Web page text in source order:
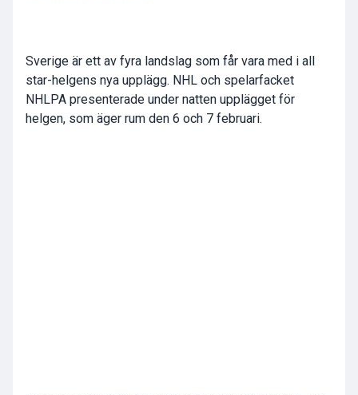
Sverige är ett av fyra landslag som får vara med i all
star-helgens nya upplägg. NHL och spelarfacket
NHLPA presenterade under natten upplägget för
helgen, som äger rum den 6 och 7 februari.